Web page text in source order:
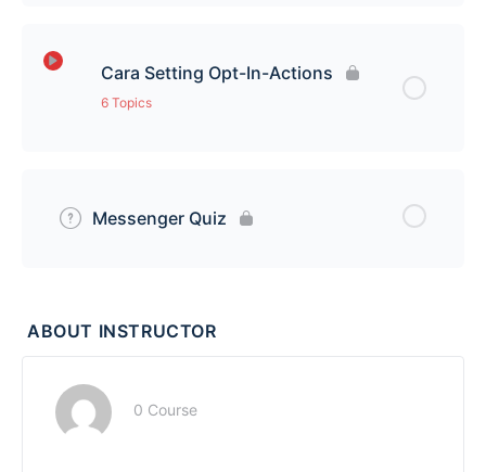
Tutorial Broadcast
Cara Setting Opt-In-Actions
6 Topics
Cara Close Sale
Messenger Quiz
ABOUT INSTRUCTOR
0 Course